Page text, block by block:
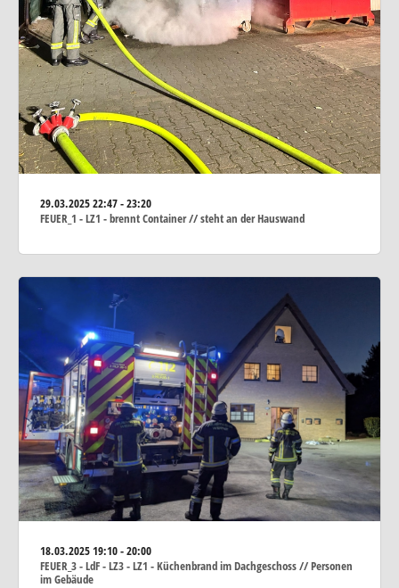
29.03.202522:47 - 23:20
FEUER_1 - LZ1 - brennt Container // steht an der Hauswand
18.03.202519:10 - 20:00
FEUER_3 - LdF - LZ3 - LZ1 - Küchenbrand im Dachgeschoss // Personen
im Gebäude